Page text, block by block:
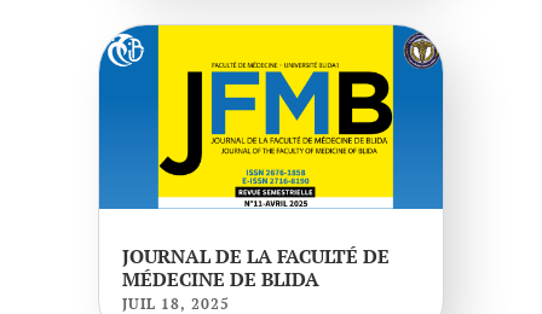
JOURNAL DE LA FACULTÉ DE
MÉDECINE DE BLIDA
JUIL 18, 2025